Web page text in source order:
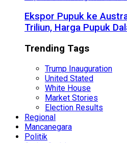
Ekspor Pupuk ke
Triliun, Harga Pupuk
Trending Tags
Trump Inauguration
United Stated
White House
Market Stories
Election Results
Regional
Mancanegara
Politik